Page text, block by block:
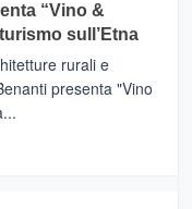
“Vino &
sull’Etna
rurali e
presenta "Vino